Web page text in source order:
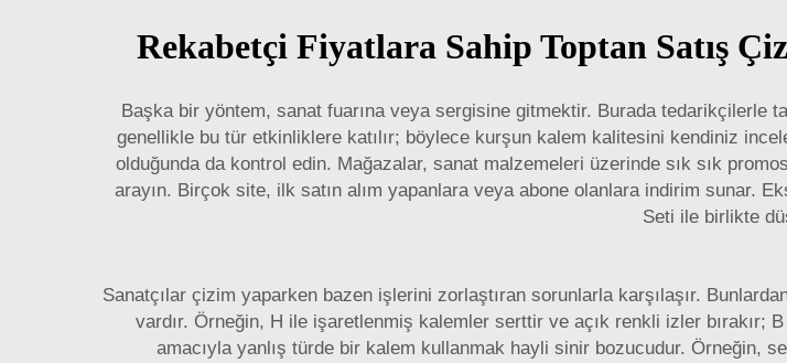
Rekabetçi Fiyatlara Sahip Toptan Satış
Başka bir yöntem, sanat fuarına veya sergisine gitmektir. Burada tedarikçilerle
genellikle bu tür etkinliklere katılır; böylece kurşun kalem kalitesini kendiniz
olduğunda da kontrol edin. Mağazalar, sanat malzemeleri üzerinde sık sık
arayın. Birçok site, ilk satın alım yapanlara veya abone olanlara indirim sunar.
Seti ile birlikte
Sanatçılar çizim yaparken bazen işlerini zorlaştıran sorunlarla karşılaşır.
vardır. Örneğin, H ile işaretlenmiş kalemler serttir ve açık renkli izler bırakır;
amacıyla yanlış türde bir kalem kullanmak hayli sinir bozucudur. Örneğin,